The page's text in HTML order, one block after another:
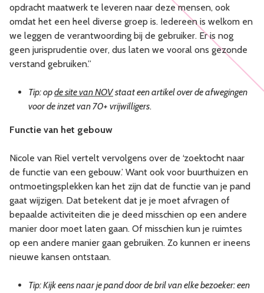
opdracht maatwerk te leveren naar deze mensen, ook
omdat het een heel diverse groep is. Iedereen is welkom en
we leggen de verantwoording bij de gebruiker. Er is nog
geen jurisprudentie over, dus laten we vooral ons gezonde
verstand gebruiken.”
Tip: opde site van NOVstaat een artikel over de afwegingen
voor de inzet van 70+ vrijwilligers.
Functie van het gebouw
Nicole van Riel vertelt vervolgens over de ‘zoektocht naar
de functie van een gebouw.’ Want ook voor buurthuizen en
ontmoetingsplekken kan het zijn dat de functie van je pand
gaat wijzigen. Dat betekent dat je je moet afvragen of
bepaalde activiteiten die je deed misschien op een andere
manier door moet laten gaan. Of misschien kun je ruimtes
op een andere manier gaan gebruiken. Zo kunnen er ineens
nieuwe kansen ontstaan.
Tip: Kijk eens naar je pand door de bril van elke bezoeker: een